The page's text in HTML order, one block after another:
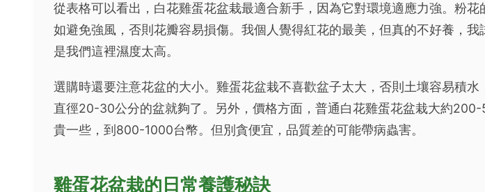
從表格可以看出，白花雞蛋花盆栽最適合新手，因為它對環境適應力強。粉花
如避免強風，否則花瓣容易損傷。我個人覺得紅花的最美，但真的不好養，
是我們這裡濕度太高。
選購時還要注意花盆的大小。雞蛋花盆栽不喜歡盆子太大，否則土壤容易積水
直徑20-30公分的盆就夠了。另外，價格方面，普通白花雞蛋花盆栽大約
貴一些，到800-1000台幣。但別貪便宜，品質差的可能帶病蟲害。
雞蛋花盆栽的日常養護秘訣